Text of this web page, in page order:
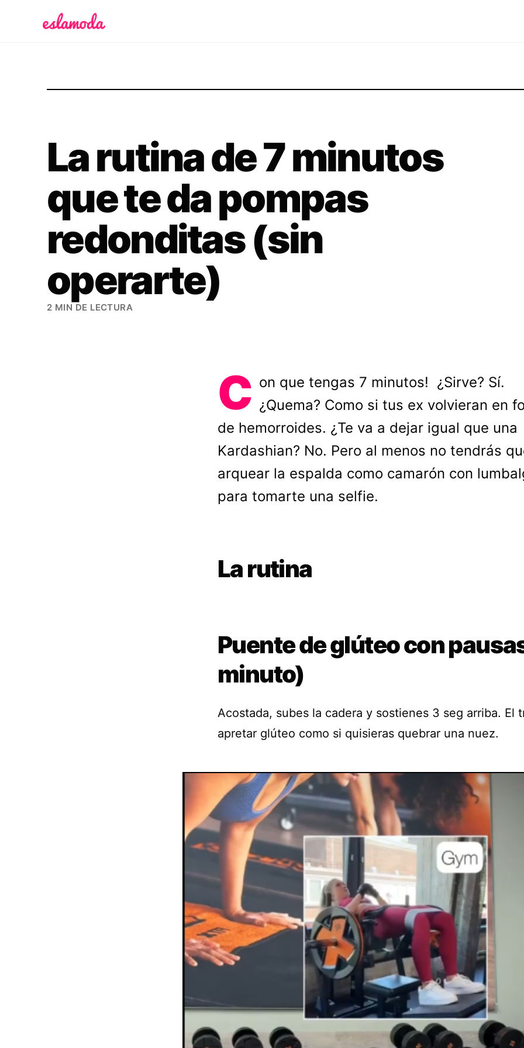
La rutina de 7 minutos
que te da pompas
redonditas (sin
operarte)
2 MIN DE LECTURA
C on que tengas 7 minutos! ¿Sirve? Sí.
¿Quema? Como si tus ex volvieran en
de hemorroides. ¿Te va a dejar igual que una
Kardashian? No. Pero al menos no tendrás
arquear la espalda como camarón con
para tomarte una selfie.
La rutina
Puente de glúteo con
minuto)
Acostada, subes la cadera y sostienes 3 seg arriba. El
apretar glúteo como si quisieras quebrar una nuez.